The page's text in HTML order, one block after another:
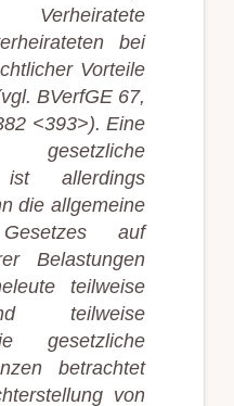
bei
Vorteile
BVerfGE 67,
<393>). Eine
ist allerdings
die allgemeine
auf
Belastungen
teilweise
teilweise
gesetzliche
betrachtet
von